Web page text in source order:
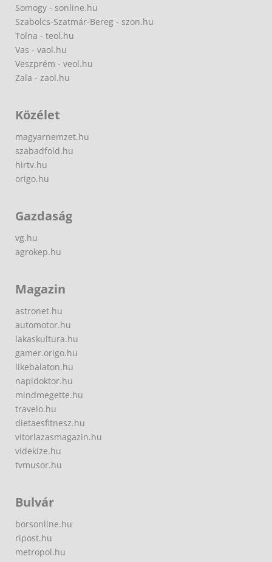
Somogy - sonline.hu
Szabolcs-Szatmár-Bereg - szon.hu
Tolna - teol.hu
Vas - vaol.hu
Veszprém - veol.hu
Zala - zaol.hu
Közélet
magyarnemzet.hu
szabadfold.hu
hirtv.hu
origo.hu
Gazdaság
vg.hu
agrokep.hu
Magazin
astronet.hu
automotor.hu
lakaskultura.hu
gamer.origo.hu
likebalaton.hu
napidoktor.hu
mindmegette.hu
travelo.hu
dietaesfitnesz.hu
vitorlazasmagazin.hu
videkize.hu
tvmusor.hu
Bulvár
borsonline.hu
ripost.hu
metropol.hu